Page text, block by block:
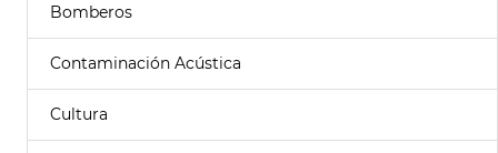
Bomberos
Contaminación Acústica
Cultura